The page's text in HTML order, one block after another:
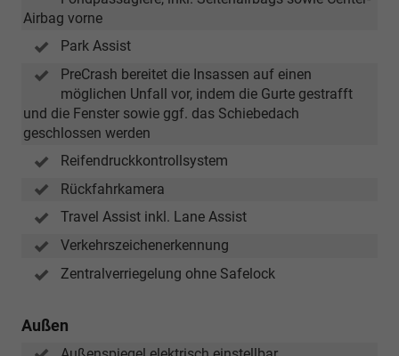
Airbag vorne
Park Assist
PreCrash bereitet die Insassen auf einen
möglichen Unfall vor, indem die Gurte gestrafft
und die Fenster sowie ggf. das Schiebedach
geschlossen werden
Reifendruckkontrollsystem
Rückfahrkamera
Travel Assist inkl. Lane Assist
Verkehrszeichenerkennung
Zentralverriegelung ohne Safelock
Außen